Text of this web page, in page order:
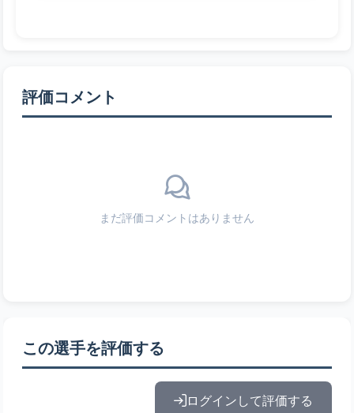
評価コメント
まだ評価コメントはありません
この選手を評価する
ログインして評価する